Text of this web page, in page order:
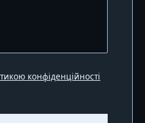
конфіденційності